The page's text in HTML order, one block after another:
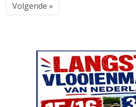
Volgende »